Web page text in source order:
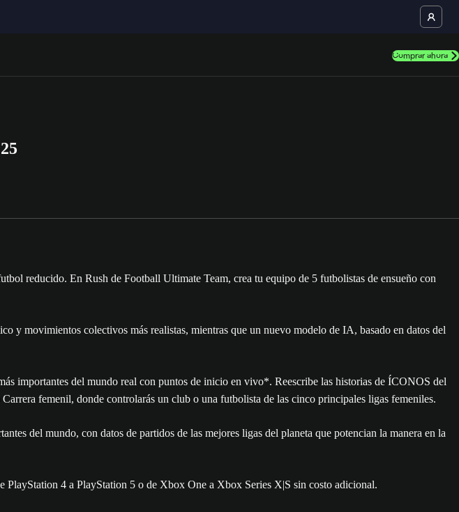
Comprar ahora
reducido. En Rush de Football Ultimate Team, crea tu equipo de 5 futbolistas de ensueño con
y movimientos colectivos más realistas, mientras que un nuevo modelo de IA, basado en datos del
importantes del mundo real con puntos de inicio en vivo*. Reescribe las historias de ÍCONOS del
femenil, donde controlarás un club o una futbolista de las cinco principales ligas femeniles.
del mundo, con datos de partidos de las mejores ligas del planeta que potencian la manera en la
4 a PlayStation 5 o de Xbox One a Xbox Series X|S sin costo adicional.